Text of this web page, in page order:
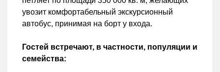
увозит комфортабельный экскурсионный
автобус, принимая на борт у входа.
Гостей встречают, в частности, популяции и
семейства: